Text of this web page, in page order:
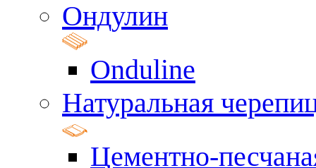
Ондулин
Onduline
Натуральная
Цементно-